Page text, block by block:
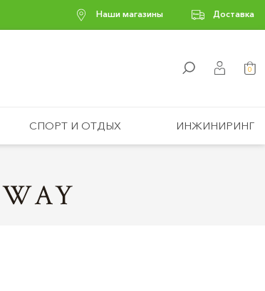
Наши магазины Доставка
0
СПОРТ И ОТДЫХ ИНЖИНИРИНГ